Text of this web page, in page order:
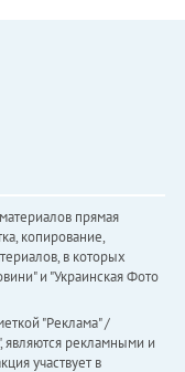
прямая
копирование,
в которых
и "Украинская Фото
"Реклама" /
являются рекламными и
участвует в